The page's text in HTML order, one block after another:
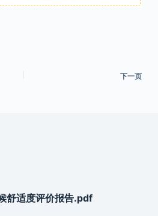
下一页
舒适度评价报告.pdf